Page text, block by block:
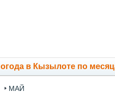
в Кызылоте по
МАЙ